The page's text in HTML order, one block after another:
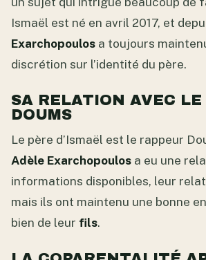
Ismaël est né en avril 2017, et
Exarchopoulos a toujours
discrétion sur l’identité du père.
SA RELATION AVEC LE
DOUMS
Le père d’Ismaël est le rappeur
Adèle Exarchopoulos a eu une
informations disponibles, leur
mais ils ont maintenu une bonne
bien de leur fils.